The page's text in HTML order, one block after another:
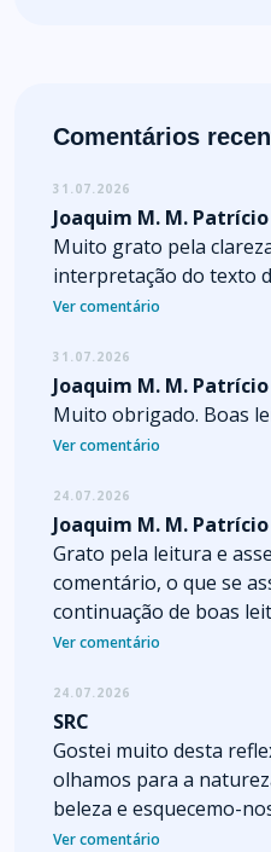
Comentários
31.07.2026
Joaquim M. M. Patrício
Muito grato pela
interpretação do texto
Ver comentário
31.07.2026
Joaquim M. M. Patrício
Muito obrigado. Boas
Ver comentário
24.07.2026
Joaquim M. M. Patrício
Grato pela leitura e
comentário, o que se
continuação de boas
Ver comentário
24.07.2026
SRC
Gostei muito desta
olhamos para a
beleza e esquecemo-
Ver comentário